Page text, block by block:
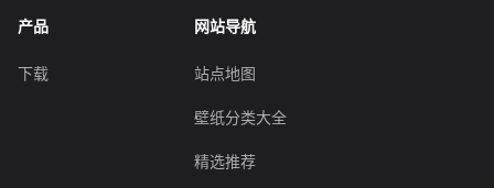
产品
下载
网站导航
站点地图
壁纸分类大全
精选推荐